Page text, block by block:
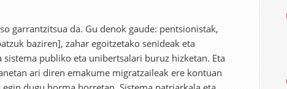
garrantzitsua da. Gu denok gaude: pentsionistak,
baziren], zahar egoitzetako senideak eta
publiko eta unibertsalari buruz hizketan. Eta
ari diren emakume migratzaileak ere kontuan